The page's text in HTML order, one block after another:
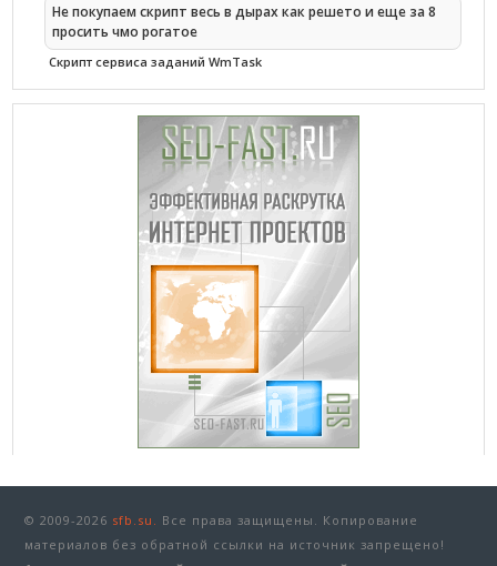
Не покупаем скрипт весь в дырах как решето и еще за 8
просить чмо рогатое
Cкрипт сервиса заданий WmTask
© 2009-2026 sfb.su. Все права защищены. Копирование
материалов без обратной ссылки на источник запрещено!